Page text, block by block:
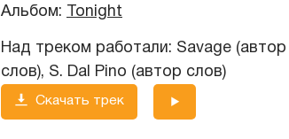
Альбом:
Tonight
Над треком работали: Savage
слов), S. Dal Pino (автор слов)
Скачать трек